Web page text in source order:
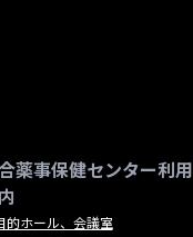
薬事保健センター利用
的ホール、会議室